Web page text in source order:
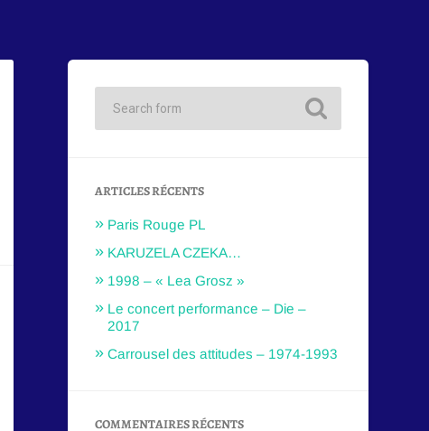
ARTICLES RÉCENTS
Paris Rouge PL
KARUZELA CZEKA…
1998 – « Lea Grosz »
Le concert performance – Die –
2017
Carrousel des attitudes – 1974-1993
COMMENTAIRES RÉCENTS